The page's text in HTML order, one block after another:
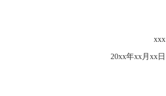
xxx
20xx年xx月xx日